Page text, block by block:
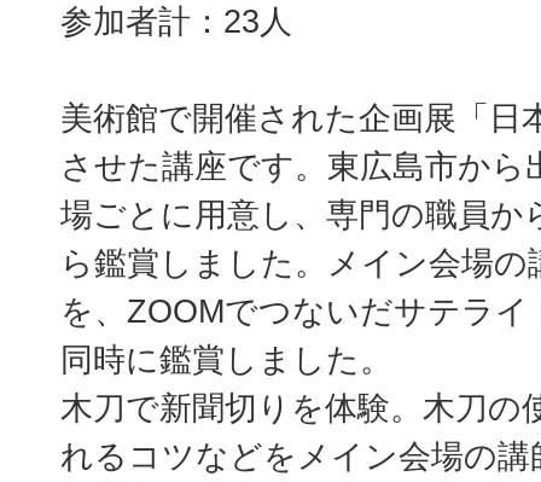
参加者計：23人
美術館で開催された企画展「日
させた講座です。東広島市から
場ごとに用意し、専門の職員か
ら鑑賞しました。メイン会場の
を、ZOOMでつないだサテラ
同時に鑑賞しました。
木刀で新聞切りを体験。木刀の
れるコツなどをメイン会場の講